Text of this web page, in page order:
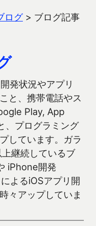
ログ> ブログ記事
発状況やアプリ
と、携帯電話やス
Play, App
、プログラミング
しています。ガラ
継続しているブ
iPhone開発
よるiOSアプリ開
々アップしていま